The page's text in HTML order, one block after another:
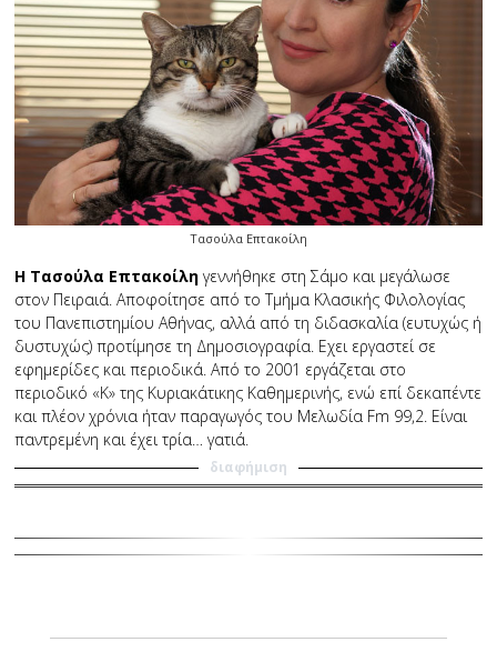
Τασούλα Επτακοίλη
Η Τασούλα Επτακοίλη γεννήθηκε στη Σάμο και μεγάλωσε
στον Πειραιά. Αποφοίτησε από το Τμήμα Κλασικής Φιλολογίας
του Πανεπιστημίου Αθήνας, αλλά από τη διδασκαλία (ευτυχώς ή
δυστυχώς) προτίμησε τη Δημοσιογραφία. Εχει εργαστεί σε
εφημερίδες και περιοδικά. Από το 2001 εργάζεται στο
περιοδικό «Κ» της Κυριακάτικης Καθημερινής, ενώ επί δεκαπέντε
και πλέον χρόνια ήταν παραγωγός του Μελωδία Fm 99,2. Είναι
παντρεμένη και έχει τρία… γατιά.
διαφήμιση